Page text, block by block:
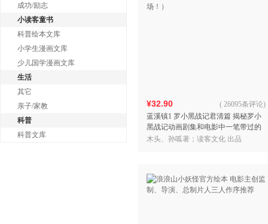
成功/励志
小读客童书
科普绘本文库
小学生漫画文库
少儿国学漫画文库
生活
其它
亲子/家教
科普
科普文库
¥32.90
蓝溪镇1 罗小黑战记君清篇 揭秘罗小
黑战记动画剧集和电影中一笔带过的
故事 清凝 老君 玄离 无限一一登
( 26095条评论)
木头、孙呱著；读客文化 出品